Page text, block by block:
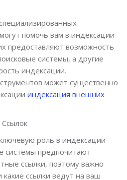
помочь вам в индексации
предоставляют возможность
системы, а другие
индексации.
может существенно
индексация внешних
Ссылок
роль в индексации
системы предпочитают
ссылки, поэтому важно
ссылки ведут на ваш